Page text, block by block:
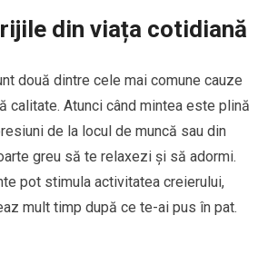
din viața cotidiană
două dintre cele mai comune cauze
calitate. Atunci când mintea este plină
de la locul de muncă sau din
greu să te relaxezi și să adormi.
pot stimula activitatea creierului,
mult timp după ce te-ai pus în pat.